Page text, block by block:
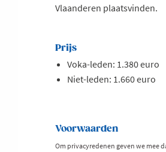
Vlaanderen plaatsvinden.
Prijs
Voka-leden: 1.380 euro
Niet-leden: 1.660 euro
Voorwaarden
Om privacyredenen geven we mee